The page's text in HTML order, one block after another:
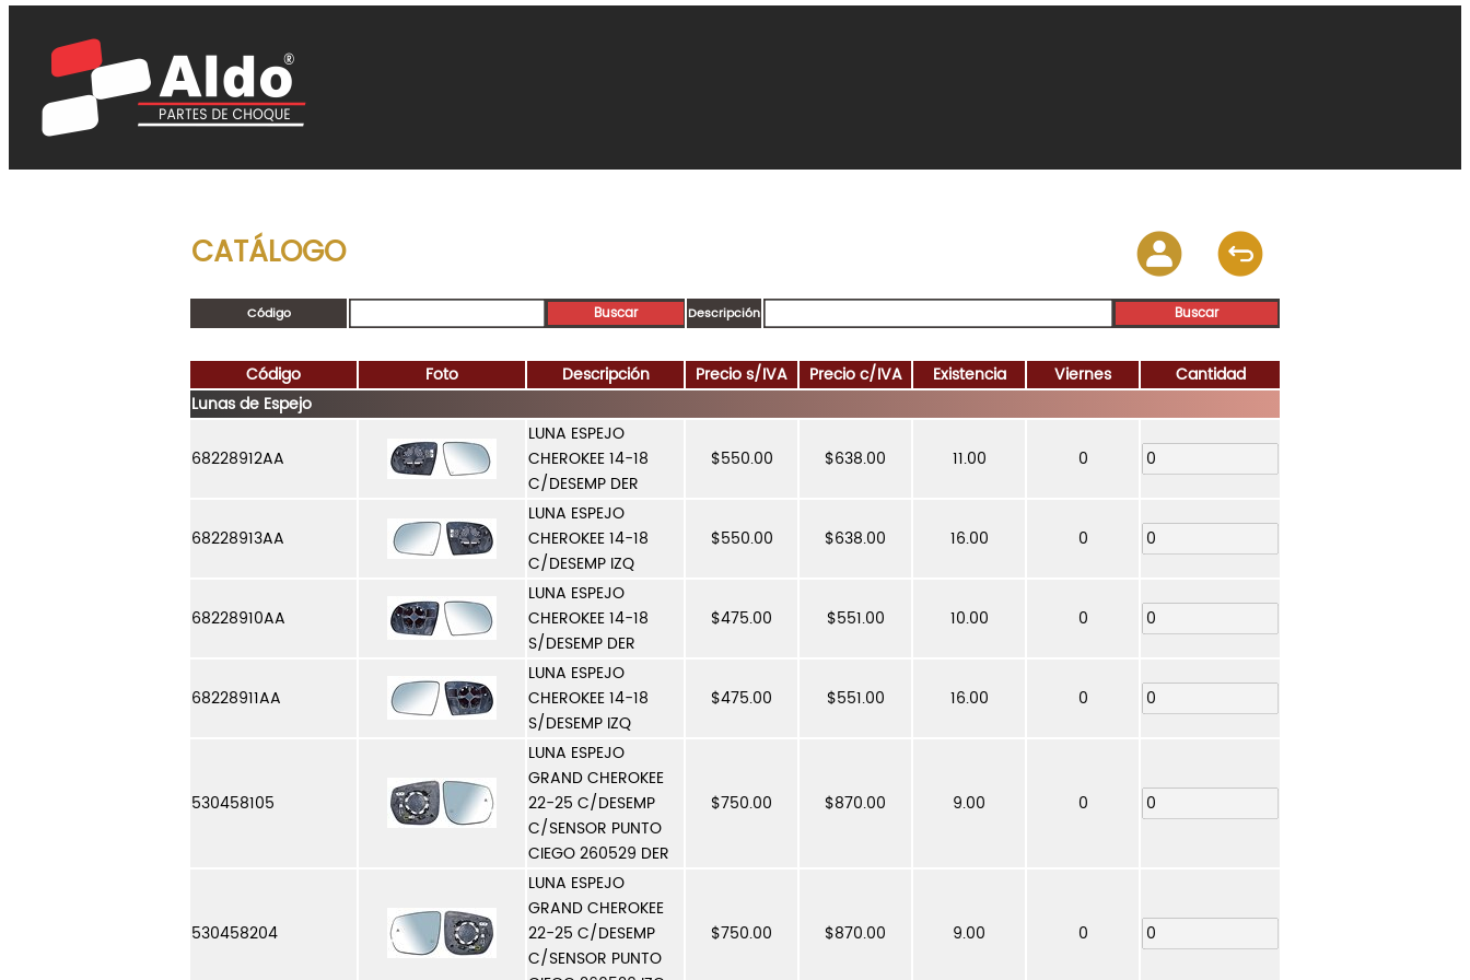
CATÁLOGO
Código Descripción
Código Foto Descripción Precio s/IVA Precio c/IVA Existencia Viernes
Cantidad
Lunas de Espejo
68228912AA
LUNA ESPEJO
CHEROKEE 14-18
C/DESEMP DER
$550.00 $638.00 11.00 0
68228913AA
LUNA ESPEJO
CHEROKEE 14-18
C/DESEMP IZQ
$550.00 $638.00 16.00 0
68228910AA
LUNA ESPEJO
CHEROKEE 14-18
S/DESEMP DER
$475.00 $551.00 10.00 0
68228911AA
LUNA ESPEJO
CHEROKEE 14-18
S/DESEMP IZQ
$475.00 $551.00 16.00 0
530458105
LUNA ESPEJO
GRAND CHEROKEE
22-25 C/DESEMP
C/SENSOR PUNTO
CIEGO 260529 DER
$750.00 $870.00 9.00 0
530458204
LUNA ESPEJO
GRAND CHEROKEE
22-25 C/DESEMP
C/SENSOR PUNTO
$750.00 $870.00 9.00 0